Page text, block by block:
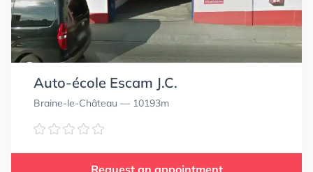
Auto-école Escam J.C.
Braine-le-Château — 10193m